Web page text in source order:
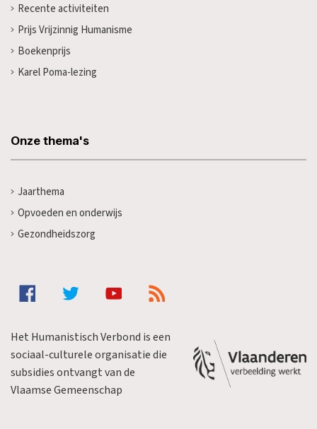
Recente activiteiten
Prijs Vrijzinnig Humanisme
Boekenprijs
Karel Poma-lezing
Onze thema's
Jaarthema
Opvoeden en onderwijs
Gezondheidszorg
Het Humanistisch Verbond is een
sociaal-culturele organisatie die
subsidies ontvangt van de
Vlaamse Gemeenschap